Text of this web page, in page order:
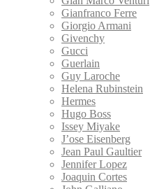
Gianfranco Ferre
Giorgio Armani
Givenchy
Gucci
Guerlain
Guy Laroche
Helena Rubinstein
Hermes
Hugo Boss
Issey Miyake
J’ose Eisenberg
Jean Paul Gaultier
Jennifer Lopez
Joaquin Cortes